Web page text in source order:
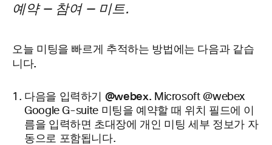
예약 — 참여 — 미트.
오늘 미팅을 빠르게 추적하는 방법에는 다음과 같습
니다.
다음을 입력하기 @webex. Microsoft @webex
Google G-suite 미팅을 예약할 때 위치 필드에 이
름을 입력하면 초대장에 개인 미팅 세부 정보가 자
동으로 포함됩니다.